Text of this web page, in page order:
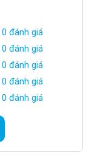
0 đánh giá
0 đánh giá
0 đánh giá
0 đánh giá
0 đánh giá